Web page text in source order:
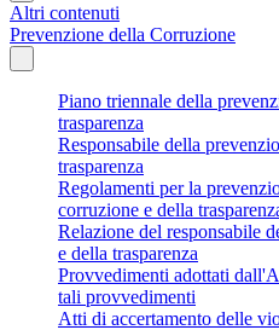
Altri contenuti
Prevenzione della Corruzione
Piano triennale della
trasparenza
Responsabile della
trasparenza
Regolamenti per la
corruzione e della
Relazione del responsabile
e della trasparenza
Provvedimenti adottati
tali provvedimenti
Atti di accertamento delle